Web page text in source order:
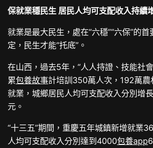
保就業穩民生 居民人均可支配收入持續
就業是最大民生，處在“六穩”“六保”的
定，民生才能“托底”。
在山西，過去5年，“人人持證、技能社
累包養故事計培訓350萬人次，192萬農
就業，城鄉居民人均可支配收入分別增
元。
“十三五”期間，重慶五年城鎮新增就業
人均可支配收入分別達到4000包養app